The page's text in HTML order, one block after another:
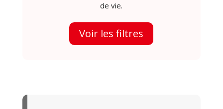
de vie.
Voir les filtres